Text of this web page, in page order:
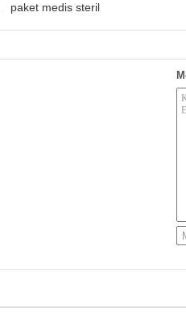
paket medis steril